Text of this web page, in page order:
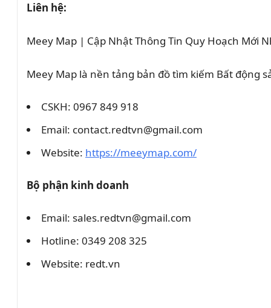
Liên hệ:
Meey Map | Cập Nhật Thông Tin Quy Hoạch Mới
Meey Map là nền tảng bản đồ tìm kiếm Bất động
CSKH: 0967 849 918
Email: contact.redtvn@gmail.com
Website: https://meeymap.com/
Bộ phận kinh doanh
Email: sales.redtvn@gmail.com
Hotline: 0349 208 325
Website: redt.vn